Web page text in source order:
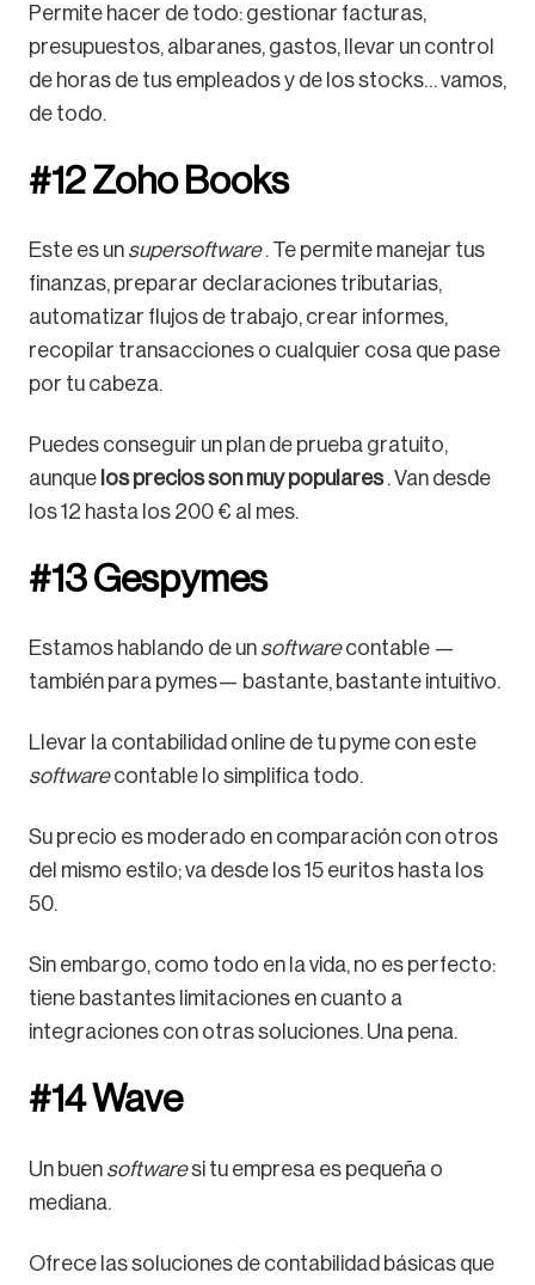
Permite hacer de todo: gestionar facturas,
presupuestos, albaranes, gastos, llevar un control
de horas de tus empleados y de los stocks… vamos,
de todo.
#12 Zoho Books
Este es un supersoftware. Te permite manejar tus
finanzas, preparar declaraciones tributarias,
automatizar flujos de trabajo, crear informes,
recopilar transacciones o cualquier cosa que pase
por tu cabeza.
Puedes conseguir un plan de prueba gratuito,
aunque los precios son muy populares. Van desde
los 12 hasta los 200 € al mes.
#13 Gespymes
Estamos hablando de un softwarecontable —
también para pymes— bastante, bastante intuitivo.
Llevar la contabilidad online de tu pyme con este
softwarecontable lo simplifica todo.
Su precio es moderado en comparación con otros
del mismo estilo; va desde los 15 euritos hasta los
50.
Sin embargo, como todo en la vida, no es perfecto:
tiene bastantes limitaciones en cuanto a
integraciones con otras soluciones. Una pena.
#14 Wave
Un buen softwaresi tu empresa es pequeña o
mediana.
Ofrece las soluciones de contabilidad básicas que